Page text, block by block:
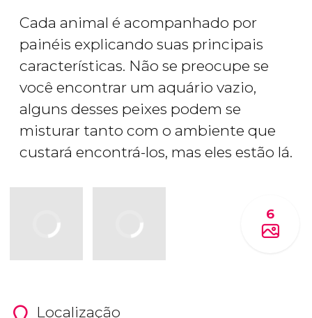
Cada animal é acompanhado por
painéis explicando suas principais
características. Não se preocupe se
você encontrar um aquário vazio,
alguns desses peixes podem se
misturar tanto com o ambiente que
custará encontrá-los, mas eles estão lá.
6
Localização